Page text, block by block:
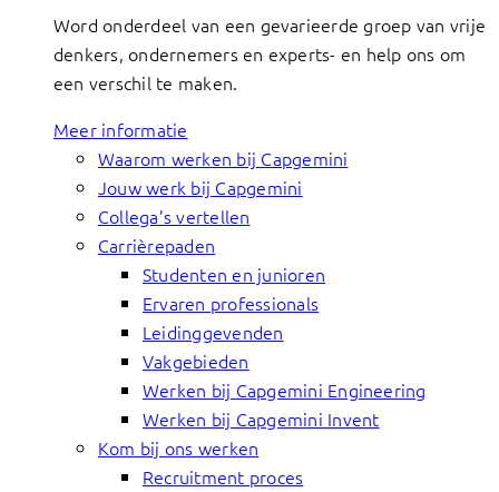
Word onderdeel van een gevarieerde groep van vrije
denkers, ondernemers en experts- en help ons om
een verschil te maken.
Meer informatie
Waarom werken bij Capgemini
Jouw werk bij Capgemini
Collega’s vertellen
Carrièrepaden
Studenten en junioren
Ervaren professionals
Leidinggevenden
Vakgebieden
Werken bij Capgemini Engineering
Werken bij Capgemini Invent
Kom bij ons werken
Recruitment proces